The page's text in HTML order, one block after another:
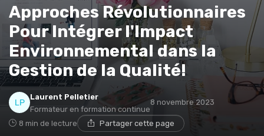
Approches Révolutionnaires
Pour Intégrer l'Impact
Environnemental dans la
Gestion de la Qualité!
Laurent Pelletier
Formateur en formation continue
8 novembre 2023
8 min de lecture Partager cette page